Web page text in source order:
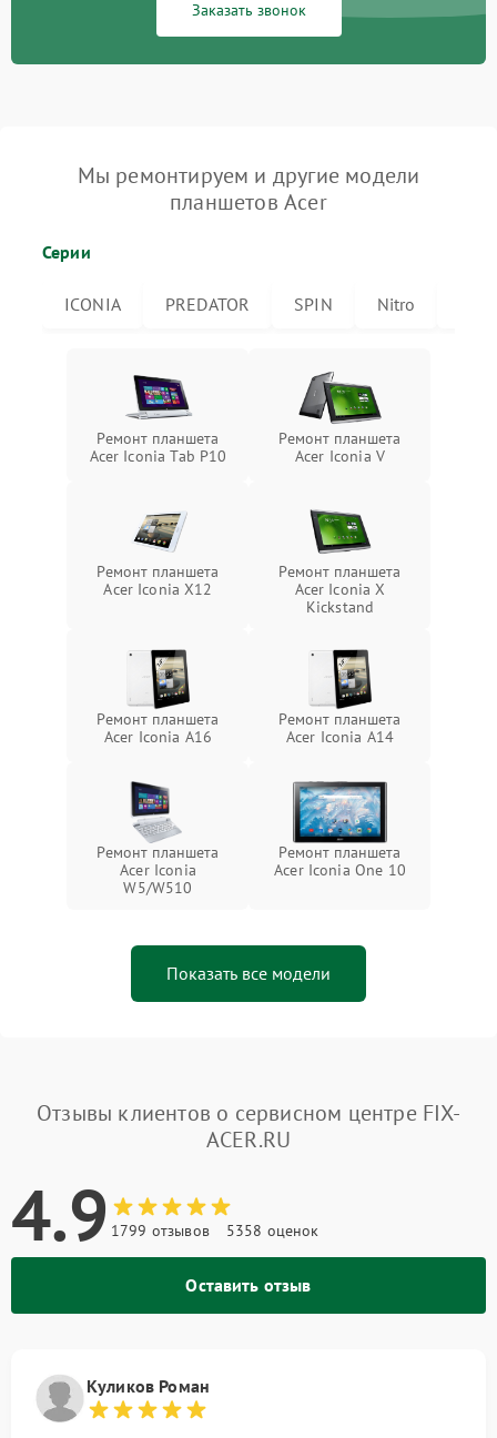
Заказать звонок
Мы ремонтируем и другие модели
планшетов Acer
Серии
ICONIA PREDATOR SPIN Nitro
Ремонт планшета
Acer Iconia Tab P10
Ремонт планшета
Acer Iconia V
Ремонт планшета
Acer Iconia X12
Ремонт планшета
Acer Iconia X
Kickstand
Ремонт планшета
Acer Iconia A16
Ремонт планшета
Acer Iconia A14
Ремонт планшета
Acer Iconia
W5/W510
Ремонт планшета
Acer Iconia One 10
Показать все модели
Отзывы клиентов о сервисном центре FIX-
ACER.RU
4.9 1799 отзывов 5358 оценок
Оставить отзыв
Куликов Роман